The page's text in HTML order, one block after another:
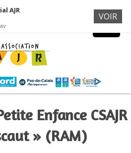
Enfance CSAJR
» (RAM)
AJR
VOIR